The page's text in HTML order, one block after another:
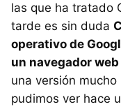
las que ha tratado
tarde es sin duda
operativo de
un navegador
una versión
pudimos ver hace